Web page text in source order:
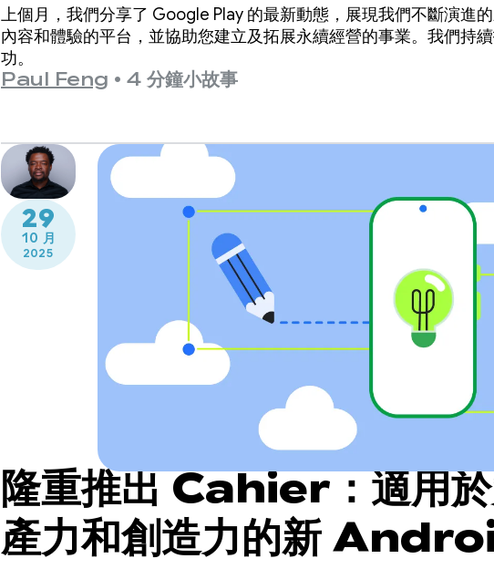
上個月，我們分享了 Google Play 的最新動態，展現我們不斷演進
內容和體驗的平台，並協助您建立及拓展永續經營的事業。我們持
功。
Paul Feng • 4 分鐘小故事
29
10 月
2025
隆重推出 Cahier：適用
產力和創造力的新